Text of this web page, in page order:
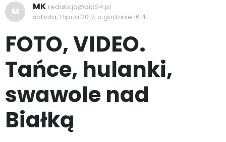
M MK redakcja@bia24.pl
sobota, 1 lipca 2017, o godzinie 16:41
FOTO, VIDEO.
Tańce, hulanki,
swawole nad
Białką